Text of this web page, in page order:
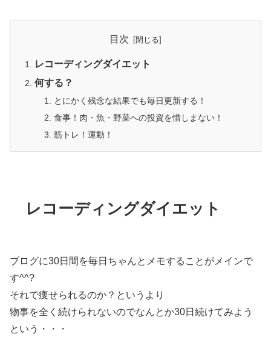
目次
レコーディングダイエット
何する？
とにかく残念な結果でも毎日更新する！
食事！肉・魚・野菜への投資を惜しまない！
筋トレ！運動！
レコーディングダイエット
ブログに30日間を毎日ちゃんとメモすることがメインで
す^^?
それで痩せられるのか？というより
物事を全く続けられないのでなんとか30日続けてみよう
という・・・